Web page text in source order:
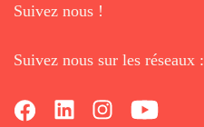
Suivez nous !
Suivez nous sur les réseaux :